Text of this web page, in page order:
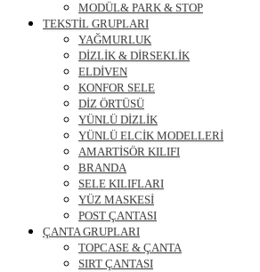
MODÜL& PARK & STOP
TEKSTİL GRUPLARI
YAĞMURLUK
DİZLİK & DİRSEKLİK
ELDİVEN
KONFOR SELE
DİZ ÖRTÜSÜ
YÜNLÜ DİZLİK
YÜNLÜ ELCİK MODELLERİ
AMARTİSÖR KILIFI
BRANDA
SELE KILIFLARI
YÜZ MASKESİ
POST ÇANTASI
ÇANTA GRUPLARI
TOPCASE & ÇANTA
SIRT ÇANTASI